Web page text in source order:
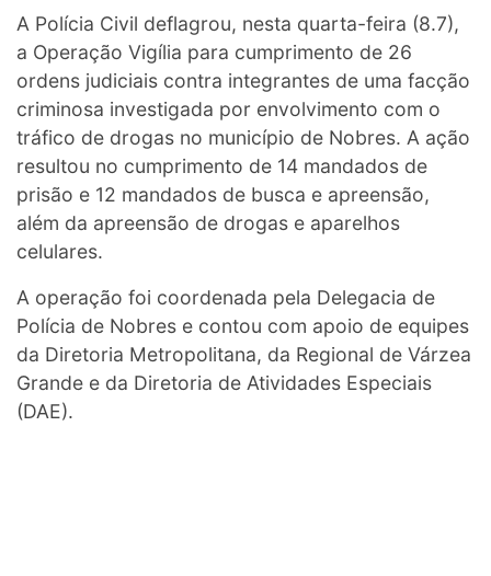
A Polícia Civil deflagrou, nesta quarta-feira (8.7),
a Operação Vigília para cumprimento de 26
ordens judiciais contra integrantes de uma facção
criminosa investigada por envolvimento com o
tráfico de drogas no município de Nobres. A ação
resultou no cumprimento de 14 mandados de
prisão e 12 mandados de busca e apreensão,
além da apreensão de drogas e aparelhos
celulares.
A operação foi coordenada pela Delegacia de
Polícia de Nobres e contou com apoio de equipes
da Diretoria Metropolitana, da Regional de Várzea
Grande e da Diretoria de Atividades Especiais
(DAE).